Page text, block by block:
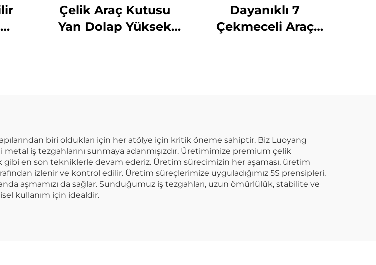
Çelik Araç Kutusu
Yan Dolap Yüksek
Dayanıklı 7
Çekmeceli Araç
biri oldukları için her atölye için kritik öneme sahiptir. Biz Luoyang
iş tezgahlarını sunmaya adanmışızdır. Üretimimize premium çelik
en son tekniklerle devam ederiz. Üretim sürecimizin her aşaması, üretim
izlenir ve kontrol edilir. Üretim süreçlerimize uyguladığımız 5S prensipleri,
aşmamızı da sağlar. Sunduğumuz iş tezgahları, uzun ömürlülük, stabilite ve
kullanım için idealdir.